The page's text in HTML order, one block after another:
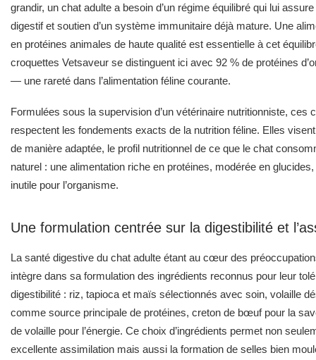
grandir, un chat adulte a besoin d’un régime équilibré qui lui
digestif et soutien d’un système immunitaire déjà mature. Une
en protéines animales de haute qualité est essentielle à cet
croquettes Vetsaveur se distinguent ici avec 92 % de protéines
— une rareté dans l’alimentation féline courante.
Formulées sous la supervision d’un vétérinaire nutritionniste, ces
respectent les fondements exacts de la nutrition féline. Elles
de manière adaptée, le profil nutritionnel de ce que le chat
naturel : une alimentation riche en protéines, modérée en
inutile pour l’organisme.
Une formulation centrée sur la digestibilité et
La santé digestive du chat adulte étant au cœur des
intègre dans sa formulation des ingrédients reconnus pour leur
digestibilité : riz, tapioca et maïs sélectionnés avec soin, volaille
comme source principale de protéines, creton de bœuf pour la
de volaille pour l’énergie. Ce choix d’ingrédients permet non
excellente assimilation mais aussi la formation de selles bien